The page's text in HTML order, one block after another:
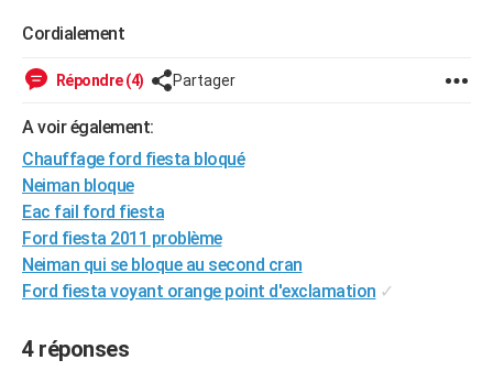
Destinations
City break
Voyage nature
Voyage de noces
Forum
Climat
+PHOTO
GUIDES D'ACHAT
BONS PLANS
CARTE DE VOEUX
Carte de Noël
Carte Bonne année
Carte Saint-Valentin
Carte Pâques
Carte d'anniversaire
DICTIONNAIRE
PROGRAMME TV
COPAINS D'AVANT
S'inscrire
Se connecter
Lycées
Collèges
Primaires
Universités
Entreprises
Service militaire
Avis de recherche
AVIS DE DÉCÈS
Cordialement
Répondre (4) Partager
A voir également:
Chauffage ford fiesta bloqué
Neiman bloque
Eac fail ford fiesta
Ford fiesta 2011 problème
Neiman qui se bloque au second cran
Ford fiesta voyant orange point d'exclamation ✓
4 réponses